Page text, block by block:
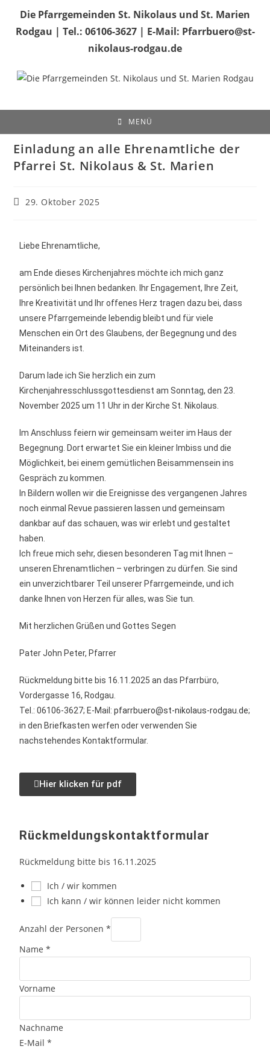
Die Pfarrgemeinden St. Nikolaus und St. Marien
Rodgau | Tel.: 06106-3627 | E-Mail: Pfarrbuero@st-
nikolaus-rodgau.de
MENÜ
Einladung an alle Ehrenamtliche der
Pfarrei St. Nikolaus & St. Marien
29. Oktober 2025
Liebe Ehrenamtliche,
am Ende dieses Kirchenjahres möchte ich mich ganz
persönlich bei Ihnen bedanken. Ihr Engagement, Ihre Zeit,
Ihre Kreativität und Ihr offenes Herz tragen dazu bei, dass
unsere Pfarrgemeinde lebendig bleibt und für viele
Menschen ein Ort des Glaubens, der Begegnung und des
Miteinanders ist.
Darum lade ich Sie herzlich ein zum
Kirchenjahresschlussgottesdienst am Sonntag, den 23.
November 2025 um 11 Uhr in der Kirche St. Nikolaus.
Im Anschluss feiern wir gemeinsam weiter im Haus der
Begegnung. Dort erwartet Sie ein kleiner Imbiss und die
Möglichkeit, bei einem gemütlichen Beisammensein ins
Gespräch zu kommen.
In Bildern wollen wir die Ereignisse des vergangenen Jahres
noch einmal Revue passieren lassen und gemeinsam
dankbar auf das schauen, was wir erlebt und gestaltet
haben.
Ich freue mich sehr, diesen besonderen Tag mit Ihnen –
unseren Ehrenamtlichen – verbringen zu dürfen. Sie sind
ein unverzichtbarer Teil unserer Pfarrgemeinde, und ich
danke Ihnen von Herzen für alles, was Sie tun.
Mit herzlichen Grüßen und Gottes Segen
Pater John Peter, Pfarrer
Rückmeldung bitte bis 16.11.2025 an das Pfarrbüro,
Vordergasse 16, Rodgau.
Tel.: 06106-3627; E-Mail:pfarrbuero@st-nikolaus-rodgau.de;
in den Briefkasten werfen oder verwenden Sie
nachstehendes Kontaktformular.
Hier klicken für pdf
Rückmeldungskontaktformular
Rückmeldung bitte bis 16.11.2025
Ich / wir kommen
Ich kann / wir können leider nicht kommen
Anzahl der Personen*
Name*
Vorname
Nachname
E-Mail*